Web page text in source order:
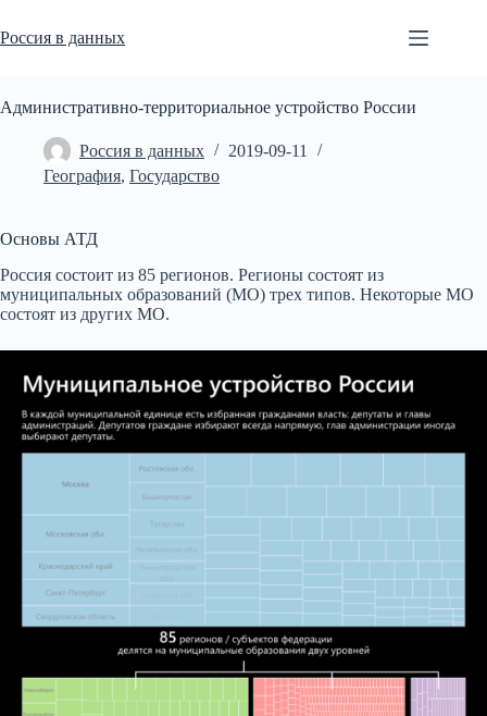
к
сути
Россия в данных
Административно-территориальное устройство России
Россия в данных
2019-09-11
География, Государство
Основы АТД
Россия состоит из 85 регионов. Регионы состоят из
муниципальных образований (МО) трех типов. Некоторые МО
состоят из других МО.